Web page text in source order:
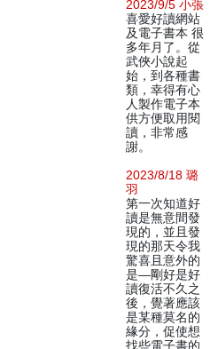
2023/9/5 小張
喜愛好讀網站
及電子書本 很
多年月了。從
武俠小說起
始，到各種書
類，幸得有心
人製作電子本
供方便取用閱
讀，非常感
謝。
2023/8/18 璐
羽
第一次知道好
讀是無意間發
現的，並且發
現的那天令我
驚喜且意外的
是—剛好是好
讀復活不久之
後，覺著應該
是某種莫名的
緣分，促使想
找些電子書的